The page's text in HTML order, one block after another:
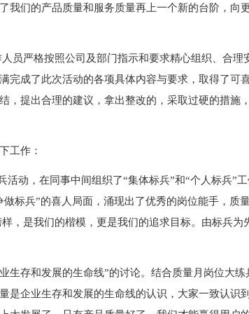
我们的产品质量和服务质量再上一个新的台阶，向
员严格按照公司及部门指示和要求精心组织、合理
完成了此次活动的各项具体内容与要求，取得了可
，提出合理的建议，拿出整改的，采取过硬的措施
工作：
动，在同事中间组织了“集体标兵”和“个人标兵”
标兵”的喜人局面，涌现出了优秀的岗位能手，质
，是我们的楷模，更是我们的追求目标。由标兵为
生存和发展的生命线”的讨论。结合质量月岗位大练
是企业生存和发展的生命线的认识，大家一致认识